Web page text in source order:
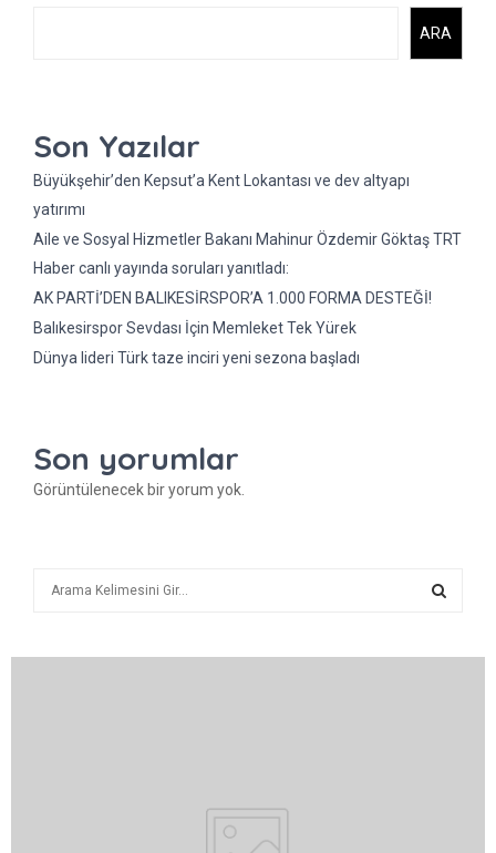
ARA
Son Yazılar
Büyükşehir’den Kepsut’a Kent Lokantası ve dev altyapı
yatırımı
Aile ve Sosyal Hizmetler Bakanı Mahinur Özdemir Göktaş TRT
Haber canlı yayında soruları yanıtladı:
AK PARTİ’DEN BALIKESİRSPOR’A 1.000 FORMA DESTEĞİ!
Balıkesirspor Sevdası İçin Memleket Tek Yürek
Dünya lideri Türk taze inciri yeni sezona başladı
Son yorumlar
Görüntülenecek bir yorum yok.